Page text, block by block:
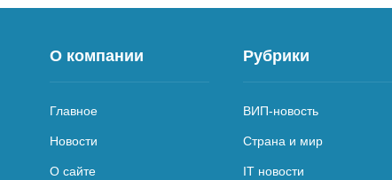
О компании
Главное
Новости
О сайте
Рубрики
ВИП-новость
Страна и мир
IT новости